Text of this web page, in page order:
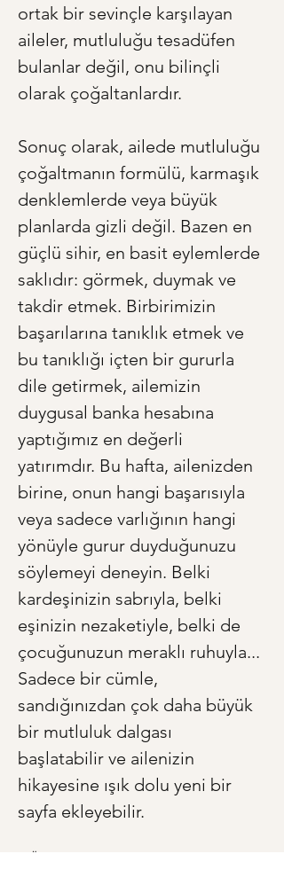
ortak bir sevinçle karşılayan
aileler, mutluluğu tesadüfen
bulanlar değil, onu bilinçli
olarak çoğaltanlardır.
Sonuç olarak, ailede mutluluğu
çoğaltmanın formülü, karmaşık
denklemlerde veya büyük
planlarda gizli değil. Bazen en
güçlü sihir, en basit eylemlerde
saklıdır: görmek, duymak ve
takdir etmek. Birbirimizin
başarılarına tanıklık etmek ve
bu tanıklığı içten bir gururla
dile getirmek, ailemizin
duygusal banka hesabına
yaptığımız en değerli
yatırımdır. Bu hafta, ailenizden
birine, onun hangi başarısıyla
veya sadece varlığının hangi
yönüyle gurur duyduğunuzu
söylemeyi deneyin. Belki
kardeşinizin sabrıyla, belki
eşinizin nezaketiyle, belki de
çocuğunuzun meraklı ruhuyla...
Sadece bir cümle,
sandığınızdan çok daha büyük
bir mutluluk dalgası
başlatabilir ve ailenizin
hikayesine ışık dolu yeni bir
sayfa ekleyebilir.
< Önceki